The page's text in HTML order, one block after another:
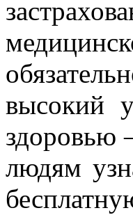
высокий
здоровью
людям